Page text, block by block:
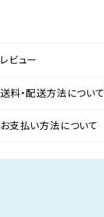
レビュー
送料・配送方法について
お支払い方法について